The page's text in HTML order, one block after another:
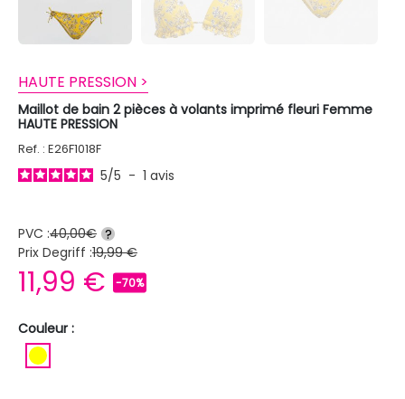
HAUTE PRESSION >
Maillot de bain 2 pièces à volants imprimé fleuri Femme
HAUTE PRESSION
Ref. : E26F1018F
5/5 - 1 avis
PVC :40,00€ ?
Prix Degriff :19,99 €
11,99 € -70%
Couleur :